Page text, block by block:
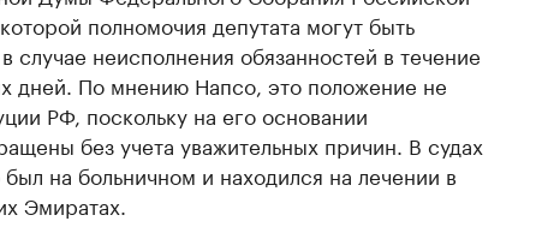
полномочия депутата могут быть
неисполнения обязанностей в течение
дней. По мнению Напсо, это положение не
РФ, поскольку на его основании
без учета уважительных причин. В судах
на больничном и находился на лечении в
Эмиратах.